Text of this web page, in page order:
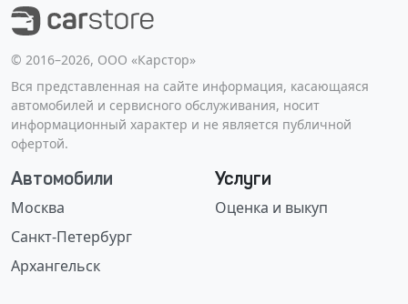
©️ 2016–2026, ООО «Карстор»
Вся представленная на сайте информация, касающаяся
автомобилей и сервисного обслуживания, носит
информационный характер и не является публичной
офертой.
Автомобили
Москва
Санкт-Петербург
Архангельск
Услуги
Оценка и выкуп